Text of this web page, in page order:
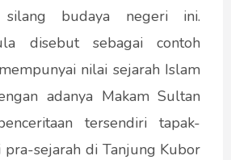
budaya negeri ini.
disebut sebagai contoh
nilai sejarah Islam
adanya Makam Sultan
tersendiri tapak-
pra-sejarah di Tanjung Kubor